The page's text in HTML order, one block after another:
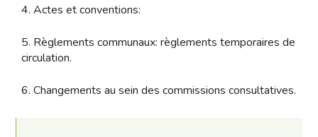
4. Actes et conventions:
5. Règlements communaux: règlements temporaires de
circulation.
6. Changements au sein des commissions consultatives.